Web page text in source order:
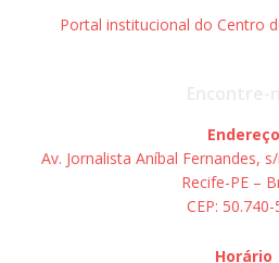
Portal institucional do Centro
Endereço
Av. Jornalista Aníbal Fernandes,
Recife-PE –
CEP: 50.740-
Horário